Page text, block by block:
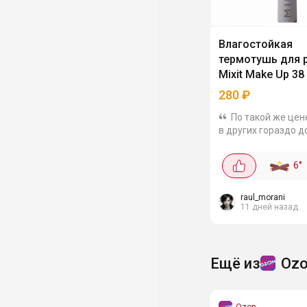
Влагостойкая
термотушь для
Mixit Make Up
Mascara
280₽
По такой же
в других гораздо
теплой водой! В
не течет, не
переживет и
и...
6°
raul_morani
11 дней назад
Ещё из